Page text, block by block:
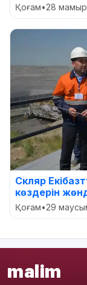
Қоғам•28
Скляр
көздерін
Қоғам•29
malim